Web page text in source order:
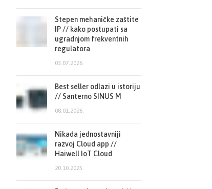
Stepen mehaničke zaštite
IP // kako postupati sa
ugradnjom frekventnih
regulatora
03.07.2026.
Best seller odlazi u istoriju
// Santerno SINUS M
08.01.2026.
Nikada jednostavniji
razvoj Cloud app //
Haiwell IoT Cloud
20.10.2025.